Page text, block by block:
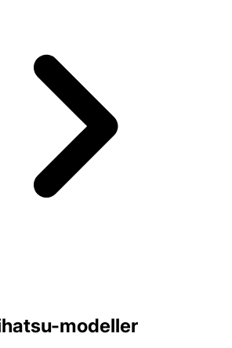
modeller